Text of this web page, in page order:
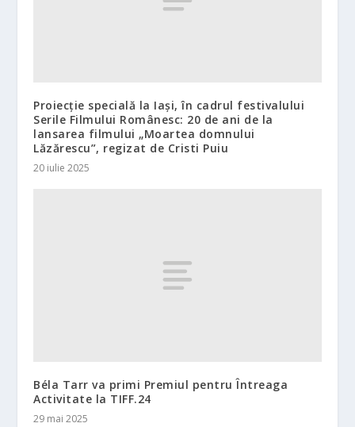
Proiecție specială la Iași, în cadrul festivalului
Serile Filmului Românesc: 20 de ani de la
lansarea filmului „Moartea domnului
Lăzărescu”, regizat de Cristi Puiu
20 iulie 2025
Béla Tarr va primi Premiul pentru Întreaga
Activitate la TIFF.24
29 mai 2025